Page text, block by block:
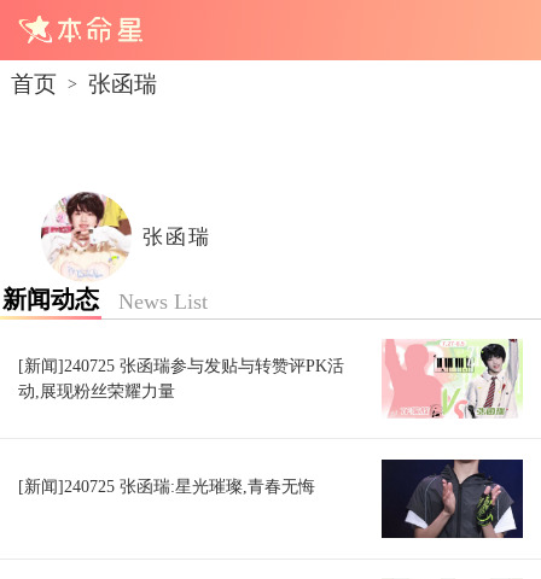
首页 > 张函瑞
张函瑞
新闻动态 News List
[新闻]240725 张函瑞参与发贴与转赞评PK活
动,展现粉丝荣耀力量
[新闻]240725 张函瑞:星光璀璨,青春无悔